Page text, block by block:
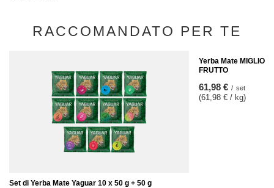
RACCOMANDATO PER TE
Set di Yerba Mate Yaguar 10 x 50 g + 50 g
Yerba Mate
FRUTTO
61,98 € / set
(61,98 € / kg)